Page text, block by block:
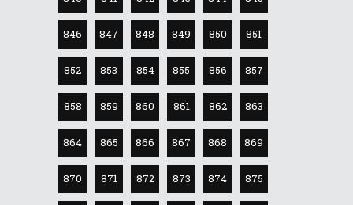
846 847 848 849 850 851
852 853 854 855 856 857
858 859 860 861 862 863
864 865 866 867 868 869
870 871 872 873 874 875